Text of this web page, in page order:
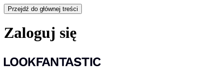
Przejdź do głównej treści
Zaloguj się